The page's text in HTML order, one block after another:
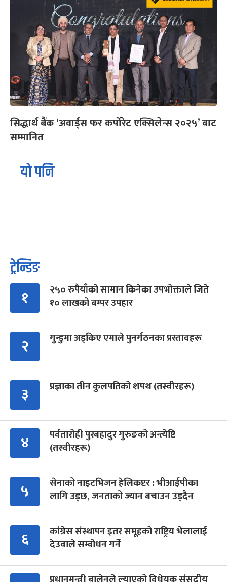
सिद्धार्थ बैंक ‘अवार्ड्स फर कर्पोरेट एक्सिलेन्स २०२५’ बाट
सम्मानित
यो पनि
ट्रेन्डिङ
१
२५० रुपैयाँको सामान किनेका उपभोक्ताले जिते
१० लाखको बम्पर उपहार
२ गुन्डुमा अड्किए एमाले पुनर्गठनका प्रस्तावहरू
३ प्रज्ञाका तीन कुलपतिको शपथ (तस्वीरहरू)
४
पर्वतारोही पुरबहादुर गुरुङको अन्त्येष्टि
(तस्वीरहरू)
५
सेनाको नाइटभिजन हेलिकप्टर : भीआईपीका
लागि उड्छ, जनताको ज्यान बचाउन उड्दैन
६
कांग्रेस संस्थापन इतर समूहको राष्ट्रिय भेलालाई
देउवाले सम्बोधन गर्ने